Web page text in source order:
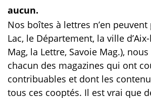
aucun.
Nos boîtes à lettres n’en
Lac, le Département, la ville
Mag, la Lettre, Savoie Mag.),
chacun des magazines qui ont
contribuables et dont les
tous ces cooptés. Il est vrai que